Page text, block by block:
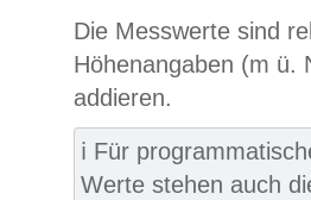
Die Messwerte sind
Höhenangaben (m ü.
addieren.
ℹ️ Für
Werte stehen auch